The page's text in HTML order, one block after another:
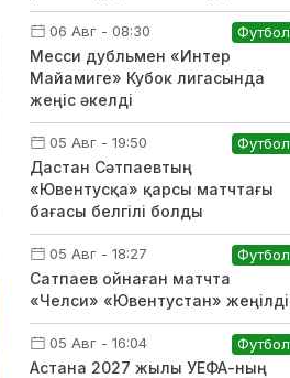
06 Авг - 08:30 Футбол
Месси дубльмен «Интер
Майамиге» Кубок лигасында
жеңіс әкелді
05 Авг - 19:50 Футбол
Дастан Сәтпаевтың
«Ювентусқа» қарсы матчтағы
бағасы белгілі болды
05 Авг - 18:27 Футбол
Сатпаев ойнаған матчта
«Челси» «Ювентустан» жеңілді
05 Авг - 16:04 Футбол
Астана 2027 жылы УЕФА-ның